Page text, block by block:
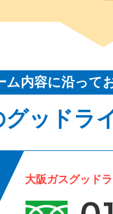
ム内容に沿って
グッドラ
大阪ガスグッド